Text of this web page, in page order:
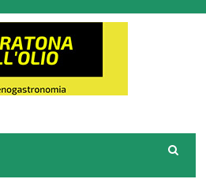
DELL'OLIO
Enogastronomiche